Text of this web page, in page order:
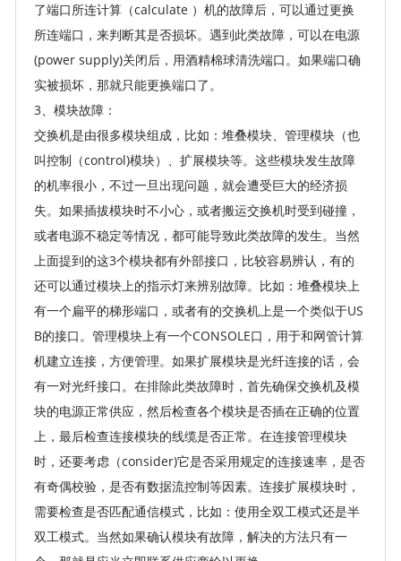
了端口所连计算（calculate ）机的故障后，可以通过更换
所连端口，来判断其是否损坏。遇到此类故障，可以在电源
(power supply)关闭后，用酒精棉球清洗端口。如果端口确
实被损坏，那就只能更换端口了。
3、模块故障：
交换机是由很多模块组成，比如：堆叠模块、管理模块（也
叫控制（control)模块）、扩展模块等。这些模块发生故障
的机率很小，不过一旦出现问题，就会遭受巨大的经济损
失。如果插拔模块时不小心，或者搬运交换机时受到碰撞，
或者电源不稳定等情况，都可能导致此类故障的发生。当然
上面提到的这3个模块都有外部接口，比较容易辨认，有的
还可以通过模块上的指示灯来辨别故障。比如：堆叠模块上
有一个扁平的梯形端口，或者有的交换机上是一个类似于US
B的接口。管理模块上有一个CONSOLE口，用于和网管计算
机建立连接，方便管理。如果扩展模块是光纤连接的话，会
有一对光纤接口。在排除此类故障时，首先确保交换机及模
块的电源正常供应，然后检查各个模块是否插在正确的位置
上，最后检查连接模块的线缆是否正常。在连接管理模块
时，还要考虑（consider)它是否采用规定的连接速率，是否
有奇偶校验，是否有数据流控制等因素。连接扩展模块时，
需要检查是否匹配通信模式，比如：使用全双工模式还是半
双工模式。当然如果确认模块有故障，解决的方法只有一